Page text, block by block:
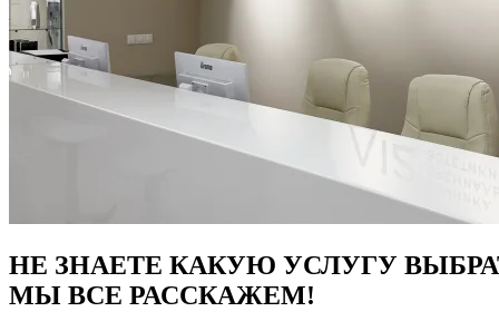
НЕ ЗНАЕТЕ КАКУЮ УСЛУГУ
МЫ ВСЕ РАССКАЖЕМ!